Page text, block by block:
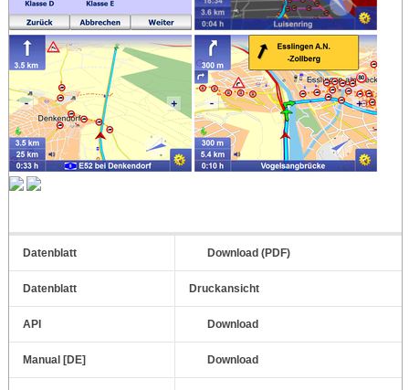
Datenblatt Download (PDF)
Datenblatt Druckansicht
API Download
Manual [DE] Download